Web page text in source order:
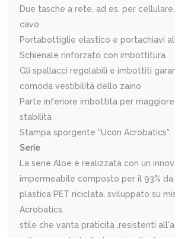
Due tasche a rete, ad es. per
cavo
Portabottiglie elastico e portachiavi
Schienale rinforzato con imbottitura
Gli spallacci regolabili e imbottiti
comoda vestibilità dello zaino
Parte inferiore imbottita per
stabilità
Stampa sporgente "Ucon Acrobatics".
Serie
La serie Aloe è realizzata con un
impermeabile composto per il 93%
plastica PET riciclata, sviluppato su
Acrobatics.
stile che vanta praticità ,resistenti